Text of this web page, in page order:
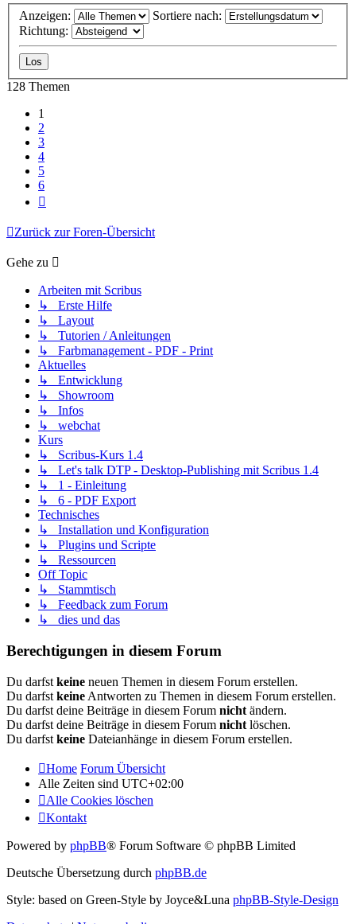
Anzeigen:
Sortiere nach:
Richtung:
128 Themen
1
2
3
4
5
6
Zurück zur Foren-Übersicht
Gehe zu
Arbeiten mit Scribus
↳ Erste Hilfe
↳ Layout
↳ Tutorien / Anleitungen
↳ Farbmanagement - PDF - Print
Aktuelles
↳ Entwicklung
↳ Showroom
↳ Infos
↳ webchat
Kurs
↳ Scribus-Kurs 1.4
↳ Let's talk DTP - Desktop-Publishing mit Scribus 1.4
↳ 1 - Einleitung
↳ 6 - PDF Export
Technisches
↳ Installation und Konfiguration
↳ Plugins und Scripte
↳ Ressourcen
Off Topic
↳ Stammtisch
↳ Feedback zum Forum
↳ dies und das
Berechtigungen in diesem Forum
Du darfst keine neuen Themen in diesem Forum erstellen.
Du darfst keine Antworten zu Themen in diesem Forum erstellen.
Du darfst deine Beiträge in diesem Forum nicht ändern.
Du darfst deine Beiträge in diesem Forum nicht löschen.
Du darfst keine Dateianhänge in diesem Forum erstellen.
Home Forum Übersicht
Alle Zeiten sind UTC+02:00
Alle Cookies löschen
Kontakt
Powered by phpBB® Forum Software © phpBB Limited
Deutsche Übersetzung durch phpBB.de
Style: based on Green-Style by Joyce&Luna phpBB-Style-Design